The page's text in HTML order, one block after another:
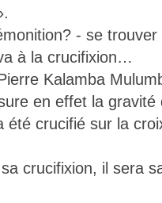
- se
à la crucifixion…
Kalamba
en effet la
été crucifié sur la
crucifixion, il sera